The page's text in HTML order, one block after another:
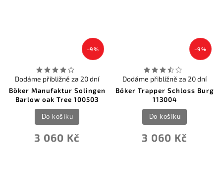
–9 %
Böker Manufaktur Solingen
Barlow oak Tree 100503
Dodáme přibližně za 20 dní
3 060 Kč
Do košíku
–9 %
Böker Trapper Schloss Burg
113004
Dodáme přibližně za 20 dní
3 060 Kč
Do košíku